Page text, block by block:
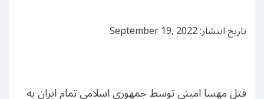
تاریخ انتشار: September 19, 2022
قتل مهسا امینی توسط جمهوری اسلامی تمام ایران به